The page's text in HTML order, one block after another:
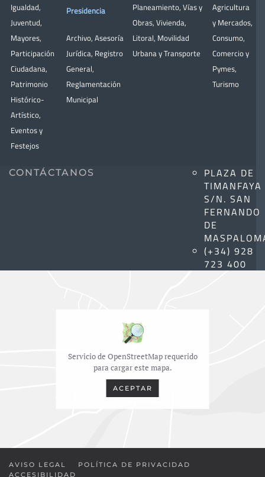
Igualdad,
Juventud,
Mayores,
Participación
Ciudadana,
Patrimonio
Histórico-
Artístico,
Eventos y
Festejos
Presidencia
Archivo, Asesoría
Jurídica, Registro
General,
Reglamentación
Municipal
Planeamiento, Vías y
Obras, Vivienda,
Litoral, Movilidad
Urbana y Transporte
Agricultura
y Mercados,
Consumo,
Comercio y
Pymes,
Turismo
CONTÁCTANOS
PLAZA DE
TIMANFAYA
S/N. SAN
FERNANDO
DE
(+34) 928
723 400
Servicio de OpenStreetMap requerido
para cargar este mapa.
ACEPTAR
AVISO LEGAL
POLÍTICA DE PRIVACIDAD
ACCESIBILIDAD